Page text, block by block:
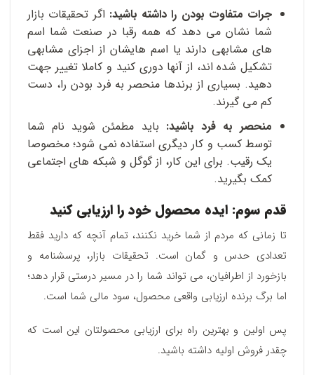
جرات متفاوت بودن را داشته باشید: اگر تحقیقات بازار
شما نشان می دهد که همه رقبا در صنعت شما اسم
های مشابهی دارند یا اسم هایشان از اجزای مشابهی
تشکیل شده اند، از آنها دوری کنید و کاملا تغییر جهت
دهید. بسیاری از برندها منحصر به فرد بودن را، دست
کم می گیرند.
منحصر به فرد باشید: باید مطمئن شوید نام شما
توسط کسب و کار دیگری استفاده نمی شود؛ مخصوصا
یک رقیب. برای این کار، از گوگل و شبکه های اجتماعی
کمک بگیرید.
قدم سوم: ایده محصول خود را ارزیابی کنید
تا زمانی که مردم از شما خرید نکنند، تمام آنچه که دارید فقط
تعدادی حدس و گمان است. تحقیقات بازار، پرسشنامه و
بازخورد از اطرافیان، می تواند شما را در مسیر درستی قرار دهد؛
اما برگ برنده ارزیابی واقعی محصول، سود مالی شما است.
پس اولین و بهترین راه برای ارزیابی محصولتان این است که
چقدر فروش اولیه داشته باشید.